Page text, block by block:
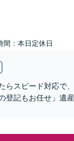
間：本日定休日
らスピード対応で
登記もお任せ」遺